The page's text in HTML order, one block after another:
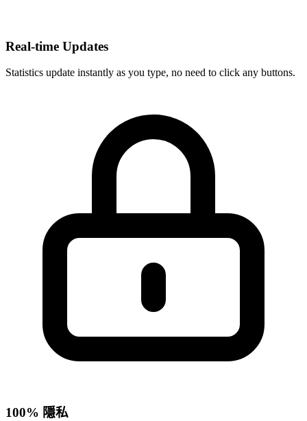
Real-time Updates
Statistics update instantly as you type, no need to click any buttons.
100% 隱私